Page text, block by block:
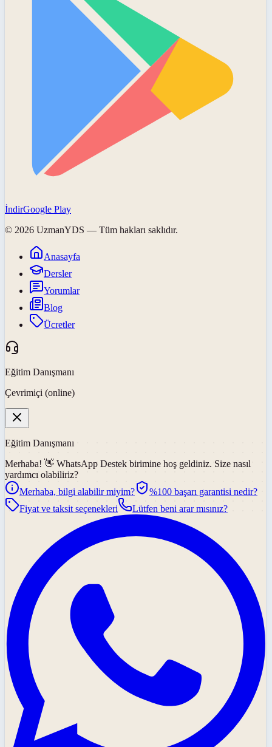
İndirGoogle Play
© 2026 UzmanYDS — Tüm hakları saklıdır.
Anasayfa
Dersler
Yorumlar
Blog
Ücretler
Eğitim Danışmanı
Çevrimiçi (online)
Eğitim Danışmanı
Merhaba! 👋 WhatsApp Destek birimine hoş geldiniz. Size nasıl
yardımcı olabiliriz?
Merhaba, bilgi alabilir miyim?
%100 başarı garantisi nedir?
Fiyat ve taksit seçenekleri
Lütfen beni arar mısınız?